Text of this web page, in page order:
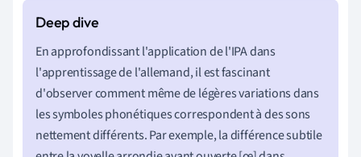
En approfondissant l'application de l'IPA dans
l'apprentissage de l'allemand, il est fascinant
d'observer comment même de légères variations dans
les symboles phonétiques correspondent à des sons
nettement différents. Par exemple, la différence subtile